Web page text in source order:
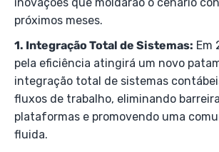
próximos meses.
1. Integração Total de Sistemas: Em
pela eficiência atingirá um novo
integração total de sistemas
fluxos de trabalho, eliminando
plataformas e promovendo uma
fluida.